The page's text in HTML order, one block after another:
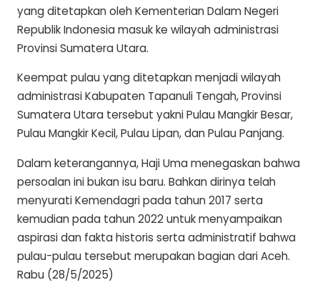
yang ditetapkan oleh Kementerian Dalam Negeri
Republik Indonesia masuk ke wilayah administrasi
Provinsi Sumatera Utara.
Keempat pulau yang ditetapkan menjadi wilayah
administrasi Kabupaten Tapanuli Tengah, Provinsi
Sumatera Utara tersebut yakni Pulau Mangkir Besar,
Pulau Mangkir Kecil, Pulau Lipan, dan Pulau Panjang.
Dalam keterangannya, Haji Uma menegaskan bahwa
persoalan ini bukan isu baru. Bahkan dirinya telah
menyurati Kemendagri pada tahun 2017 serta
kemudian pada tahun 2022 untuk menyampaikan
aspirasi dan fakta historis serta administratif bahwa
pulau-pulau tersebut merupakan bagian dari Aceh.
Rabu (28/5/2025)